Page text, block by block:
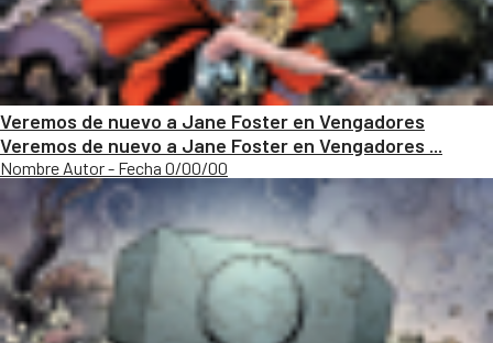
Veremos de nuevo a Jane Foster en Vengadores
Veremos de nuevo a Jane Foster en Vengadores ...
Nombre Autor - Fecha 0/00/00